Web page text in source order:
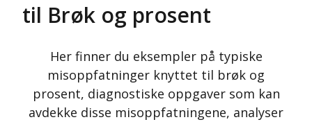
til Brøk og prosent
Her finner du eksempler på typiske
misoppfatninger knyttet til brøk og
prosent, diagnostiske oppgaver som kan
avdekke disse misoppfatningene, analyser